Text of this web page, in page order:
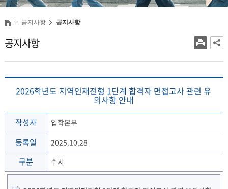
공지사항 공지사항
공지사항
2026학년도 지역인재전형 1단계 합격자 면접고사 관련 유
의사항 안내
작성자 입학본부
등록일 2025.10.28
구분 수시